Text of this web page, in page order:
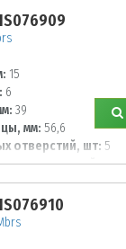
15
6
39
мм: 56,6
отверстий, шт: 5
отверстий, мм: